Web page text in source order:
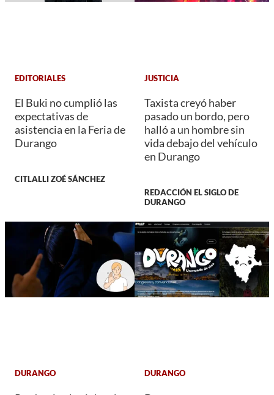
EDITORIALES
El Buki no cumplió las
expectativas de
asistencia en la Feria de
Durango
CITLALLI ZOÉ SÁNCHEZ
JUSTICIA
Taxista creyó haber
pasado un bordo, pero
halló a un hombre sin
vida debajo del vehículo
en Durango
REDACCIÓN EL SIGLO DE
DURANGO
DURANGO DURANGO